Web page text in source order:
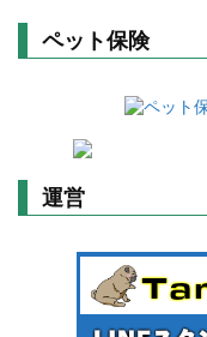
ペット保険
運営